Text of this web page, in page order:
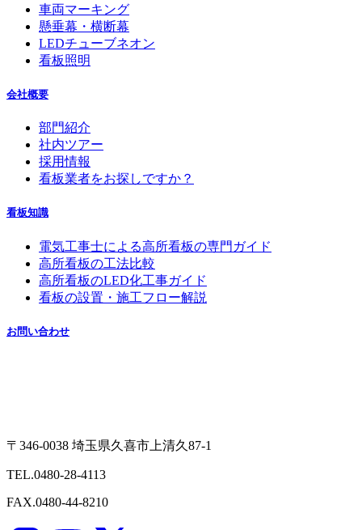
車両マーキング
懸垂幕・横断幕
LEDチューブネオン
看板照明
会社概要
部門紹介
社内ツアー
採用情報
看板業者をお探しですか？
看板知識
電気工事士による高所看板の専門ガイド
高所看板の工法比較
高所看板のLED化工事ガイド
看板の設置・施工フロー解説
お問い合わせ
〒346-0038 埼玉県久喜市上清久87-1
TEL.0480-28-4113
FAX.0480-44-8210